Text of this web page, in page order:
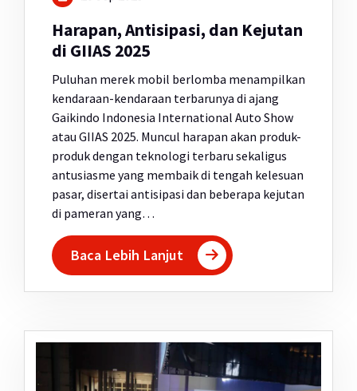
Harapan, Antisipasi, dan Kejutan
di GIIAS 2025
Puluhan merek mobil berlomba menampilkan
kendaraan-kendaraan terbarunya di ajang
Gaikindo Indonesia International Auto Show
atau GIIAS 2025. Muncul harapan akan produk-
produk dengan teknologi terbaru sekaligus
antusiasme yang membaik di tengah kelesuan
pasar, disertai antisipasi dan beberapa kejutan
di pameran yang…
Baca Lebih Lanjut